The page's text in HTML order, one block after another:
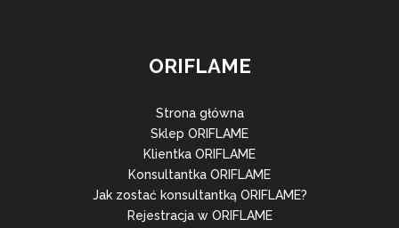
ORIFLAME
Strona główna
Sklep ORIFLAME
Klientka ORIFLAME
Konsultantka ORIFLAME
Jak zostać konsultantką ORIFLAME?
Rejestracja w ORIFLAME